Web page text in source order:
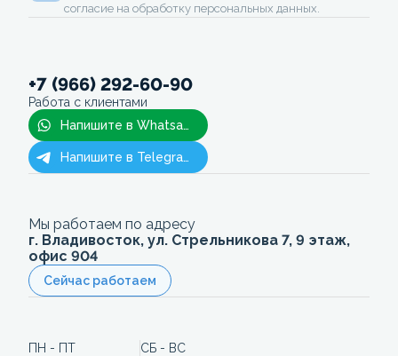
согласие на обработку персональных данных.
+7 (966) 292-60-90
Работа с клиентами
Напишите в Whatsapp
Напишите в Telegram
Мы работаем по адресу
г. Владивосток, ул. Стрельникова 7, 9 этаж,
офис 904
Сейчас работаем
ПН - ПТ
СБ - ВС